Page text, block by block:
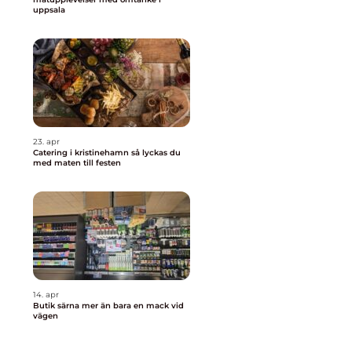
uppsala
23. apr
Catering i kristinehamn så lyckas du
med maten till festen
14. apr
Butik särna mer än bara en mack vid
vägen